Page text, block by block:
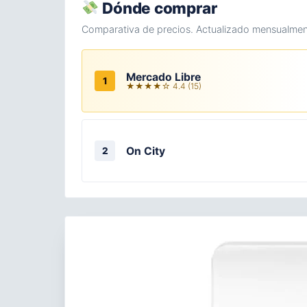
Dónde comprar
Comparativa de precios. Actualizado
1 Mercado Libre
★★★★☆ 4.4 (15)
2 On City